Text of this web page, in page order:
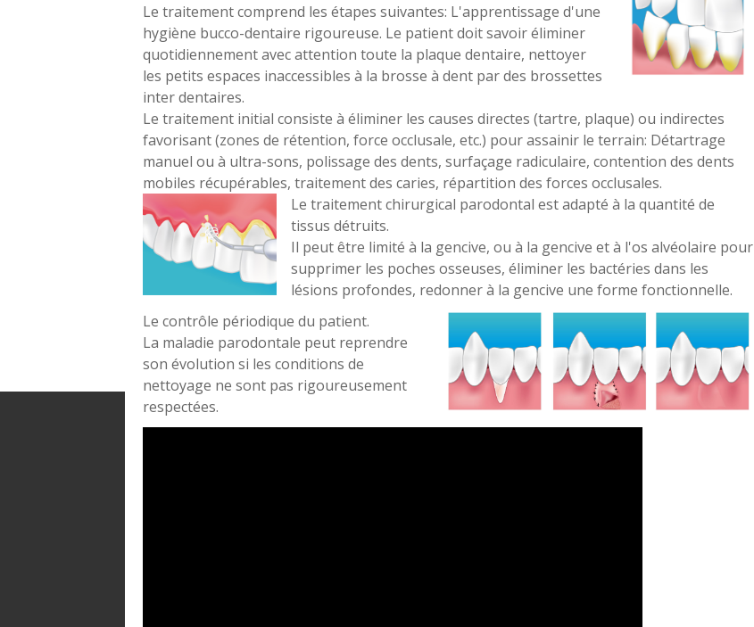
Le traitement comprend les étapes suivantes: L'apprentissage d'une
hygiène bucco-dentaire rigoureuse. Le patient doit savoir éliminer
quotidiennement avec attention toute la plaque dentaire, nettoyer
les petits espaces inaccessibles à la brosse à dent par des brossettes
inter dentaires.
Le traitement initial consiste à éliminer les causes directes (tartre, plaque) ou indirectes
favorisant (zones de rétention, force occlusale, etc.) pour assainir le terrain: Détartrage
manuel ou à ultra-sons, polissage des dents, surfaçage radiculaire, contention des dents
mobiles récupérables, traitement des caries, répartition des forces occlusales.
Le traitement chirurgical parodontal est adapté à la quantité de
tissus détruits.
Il peut être limité à la gencive, ou à la gencive et à l'os alvéolaire pour
supprimer les poches osseuses, éliminer les bactéries dans les
lésions profondes, redonner à la gencive une forme fonctionnelle.
Le contrôle périodique du patient.
La maladie parodontale peut reprendre
son évolution si les conditions de
nettoyage ne sont pas rigoureusement
respectées.